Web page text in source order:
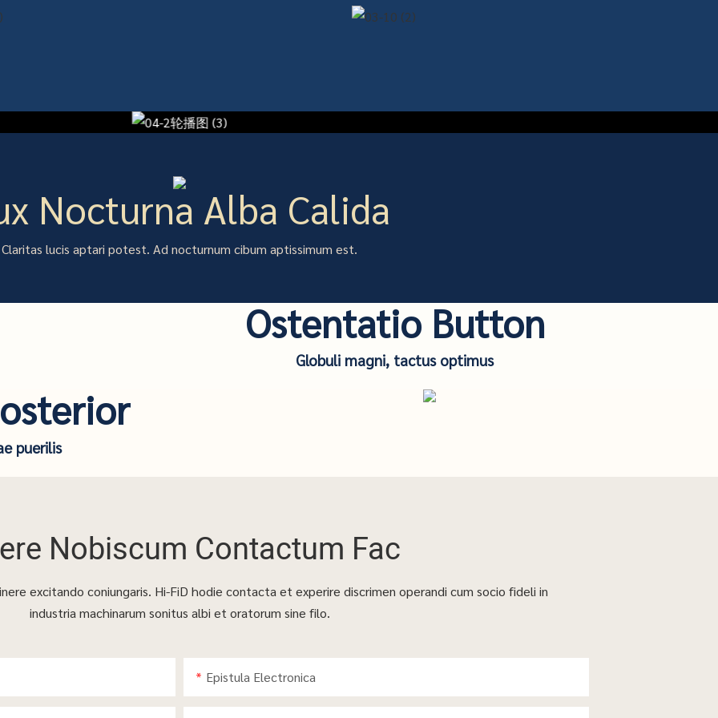
Nocturna Alba Calida
Claritas lucis aptari potest. Ad nocturnum cibum aptissimum est.
Ostentatio Button
Globuli magni, tactus optimus
puerilis
Nobiscum Contactum Fac
excitando coniungaris. Hi-FiD hodie contacta et experire discrimen operandi cum socio fideli in
industria machinarum sonitus albi et oratorum sine filo.
Epistula Electronica